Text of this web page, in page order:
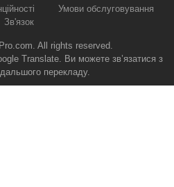
Умови обслуговування
Зв'язок
All rights reserved.
Translate. Ви можете зв’язатися з
перекладу.